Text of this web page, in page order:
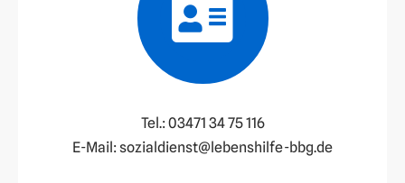
Tel.: 03471 34 75 116
E-Mail: sozialdienst@lebenshilfe-bbg.de